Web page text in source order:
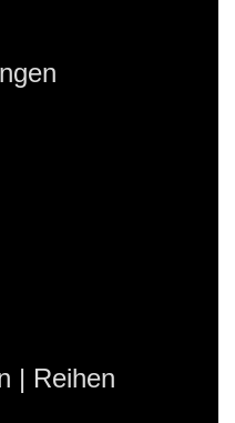
| Reihen